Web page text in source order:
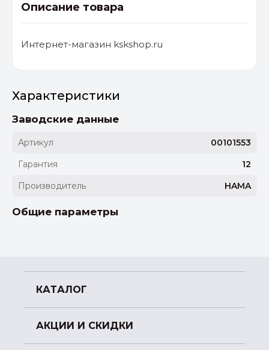
Описание товара
Интернет-магазин kskshop.ru
Характеристики
Заводские данные
Артикул
00101553
Гарантия
12
Производитель
HAMA
Общие параметры
КАТАЛОГ
АКЦИИ И СКИДКИ